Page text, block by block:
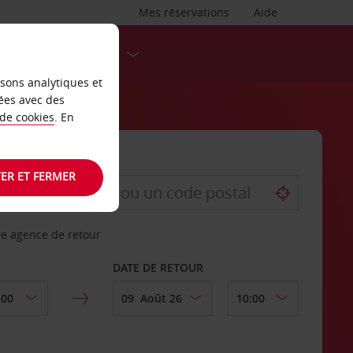
Aide
Mes réservations
agence de retour
DATE DE RETOUR
analytiques et
avec des
cookies. En
ET FERMER